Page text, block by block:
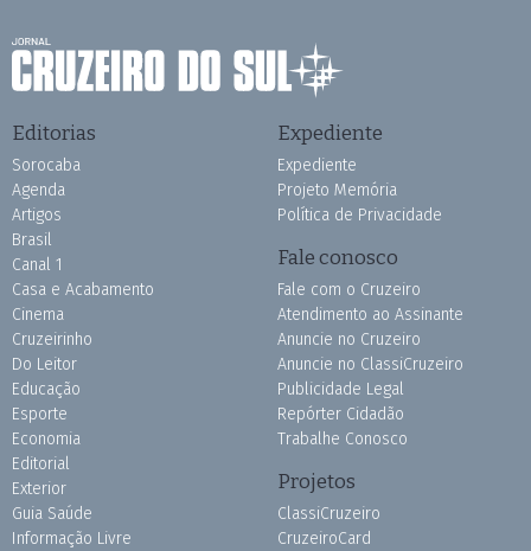
Editorias
Sorocaba
Agenda
Artigos
Brasil
Canal 1
Casa e Acabamento
Cinema
Cruzeirinho
Do Leitor
Educação
Esporte
Economia
Editorial
Exterior
Guia Saúde
Informação Livre
Expediente
Expediente
Projeto Memória
Política de Privacidade
Fale conosco
Fale com o Cruzeiro
Atendimento ao Assinante
Anuncie no Cruzeiro
Anuncie no ClassiCruzeiro
Publicidade Legal
Repórter Cidadão
Trabalhe Conosco
Projetos
ClassiCruzeiro
CruzeiroCard